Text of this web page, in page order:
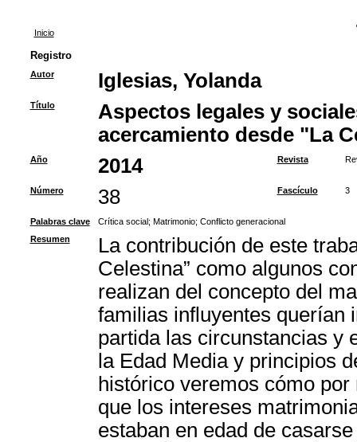
Inicio
Registro
Autor Iglesias, Yolanda
Título
Aspectos legales y
acercamiento desde "La
Año 2014 Revista
Número 38 Fascículo 3
Palabras clave Crítica social; Matrimonio; Conflicto generacional
Resumen
La contribución de este
Celestina” como algunos
realizan del concepto del
familias influyentes querían
partida las circunstancias y
la Edad Media y principios
histórico veremos cómo
que los intereses
estaban en edad de